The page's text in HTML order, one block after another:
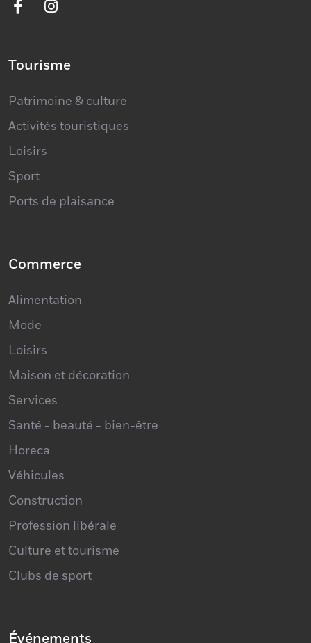
Patrimoine & culture
Activités touristiques
Loisirs
Sport
Alimentation
Mode
Loisirs
Maison et décoration
Services
Santé - beauté - bien-être
Horeca
Véhicules
Construction
Profession libérale
Culture et tourisme